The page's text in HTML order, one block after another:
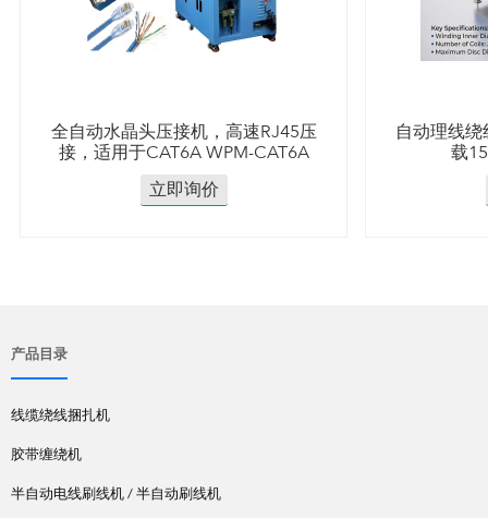
全自动水晶头压接机，高速RJ45压
接，适用于CAT6A WPM-CAT6A
立即询价
自动理线
载
产品目录
线缆绕线捆扎机
胶带缠绕机
半自动电线刷线机 / 半自动刷线机